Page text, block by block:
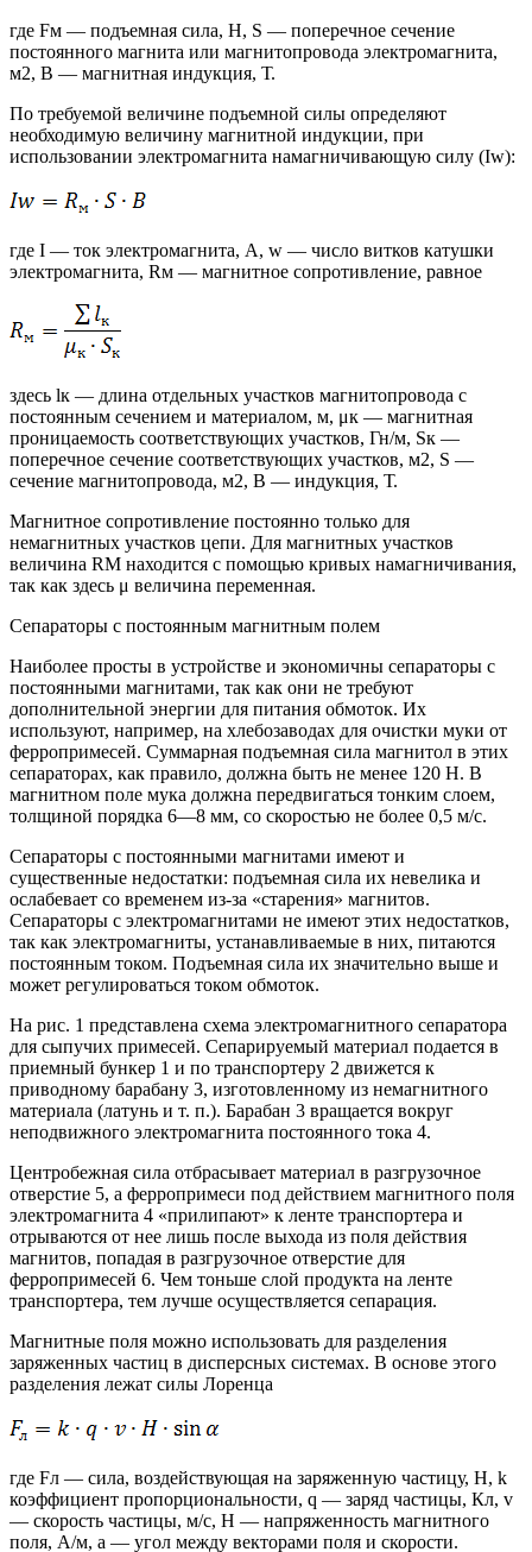
где Fм — подъемная сила, Н, S — поперечное сечение
постоянного магнита или магнитопровода электромагнита,
м2, В — магнитная индукция, Т.
По требуемой величине подъемной силы определяют
необходимую величину магнитной индукции, при
использовании электромагнита намагничивающую силу (Iw):
где I — ток электромагнита, A, w — число витков катушки
электромагнита, Rм — магнитное сопротивление, равное
здесь lк — длина отдельных участков магнитопровода с
постоянным сечением и материалом, м, μк — магнитная
проницаемость соответствующих участков, Гн/м, Sк —
поперечное сечение соответствующих участков, м2, S —
сечение магнитопровода, м2, В — индукция, Т.
Магнитное сопротивление постоянно только для
немагнитных участков цепи. Для магнитных участков
величина RM находится с помощью кривых намагничивания,
так как здесь μ величина переменная.
Сепараторы с постоянным магнитным полем
Наиболее просты в устройстве и экономичны сепараторы с
постоянными магнитами, так как они не требуют
дополнительной энергии для питания обмоток. Их
используют, например, на хлебозаводах для очистки муки от
ферропримесей. Суммарная подъемная сила магнитол в этих
сепараторах, как правило, должна быть не менее 120 Н. В
магнитном поле мука должна передвигаться тонким слоем,
толщиной порядка 6—8 мм, со скоростью не более 0,5 м/с.
Сепараторы с постоянными магнитами имеют и
существенные недостатки: подъемная сила их невелика и
ослабевает со временем из-за «старения» магнитов.
Сепараторы с электромагнитами не имеют этих недостатков,
так как электромагниты, устанавливаемые в них, питаются
постоянным током. Подъемная сила их значительно выше и
может регулироваться током обмоток.
На рис. 1 представлена схема электромагнитного сепаратора
для сыпучих примесей. Сепарируемый материал подается в
приемный бункер 1 и по транспортеру 2 движется к
приводному барабану 3, изготовленному из немагнитного
материала (латунь и т. п.). Барабан 3 вращается вокруг
неподвижного электромагнита постоянного тока 4.
Центробежная сила отбрасывает материал в разгрузочное
отверстие 5, а ферропримеси под действием магнитного поля
электромагнита 4 «прилипают» к ленте транспортера и
отрываются от нее лишь после выхода из поля действия
магнитов, попадая в разгрузочное отверстие для
ферропримесей 6. Чем тоньше слой продукта на ленте
транспортера, тем лучше осуществляется сепарация.
Магнитные поля можно использовать для разделения
заряженных частиц в дисперсных системах. В основе этого
разделения лежат силы Лоренца
где Fл — сила, воздействующая на заряженную частицу, Н, k
коэффициент пропорциональности, q — заряд частицы, Кл, v
— скорость частицы, м/с, Н — напряженность магнитного
поля, А/м, а — угол между векторами поля и скорости.